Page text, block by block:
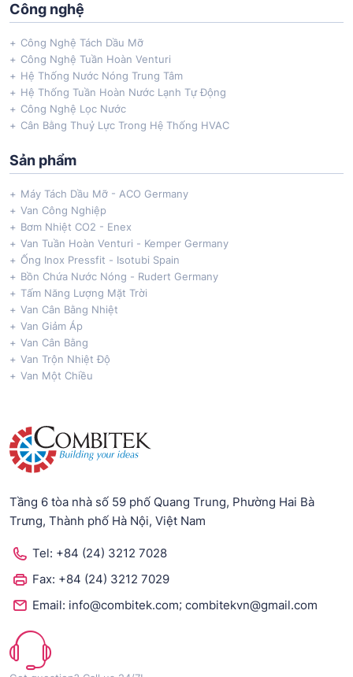
Công nghệ
Công Nghệ Tách Dầu Mỡ
Công Nghệ Tuần Hoàn Venturi
Hệ Thống Nước Nóng Trung Tâm
Hệ Thống Tuần Hoàn Nước Lạnh Tự Động
Công Nghệ Lọc Nước
Cân Bằng Thuỷ Lực Trong Hệ Thống HVAC
Sản phẩm
Máy Tách Dầu Mỡ - ACO Germany
Van Công Nghiệp
Bơm Nhiệt CO2 - Enex
Van Tuần Hoàn Venturi - Kemper Germany
Ống Inox Pressfit - Isotubi Spain
Bồn Chứa Nước Nóng - Rudert Germany
Tấm Năng Lượng Mặt Trời
Van Cân Bằng Nhiệt
Van Giảm Áp
Van Cân Bằng
Van Trộn Nhiệt Độ
Van Một Chiều
Tầng 6 tòa nhà số 59 phố Quang Trung, Phường Hai Bà
Trưng, Thành phố Hà Nội, Việt Nam
Tel: +84 (24) 3212 7028
Fax: +84 (24) 3212 7029
Email: info@combitek.com; combitekvn@gmail.com